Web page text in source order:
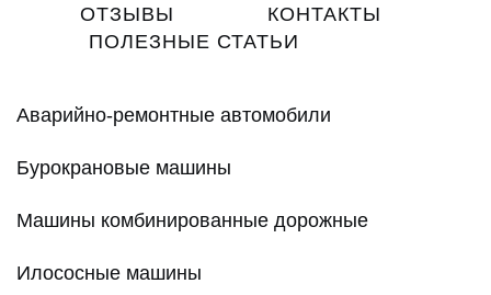
ОТЗЫВЫ
КОНТАКТЫ
ПОЛЕЗНЫЕ СТАТЬИ
Аварийно-ремонтные автомобили
Бурокрановые машины
Машины комбинированные дорожные
Илососные машины